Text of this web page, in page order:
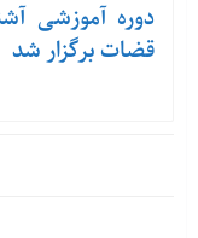
دوره آموزشی
قضات برگزار شد